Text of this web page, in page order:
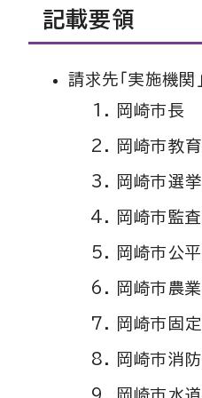
記載要領
請求先「実施機関
岡崎市長
岡崎市教
岡崎市選
岡崎市監
岡崎市公
岡崎市農
岡崎市固
岡崎市消
岡崎市水